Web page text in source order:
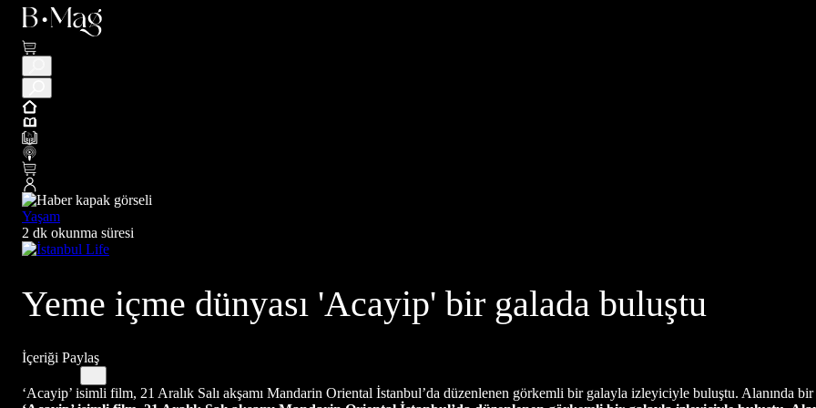
Yaşam
2 dk okunma süresi
Yeme içme dünyası 'Acayip' bir galada buluştu
İçeriği Paylaş
‘Acayip’ isimli film, 21 Aralık Salı akşamı Mandarin Oriental İstanbul’da düzenlenen görkemli bir galayla izleyiciyle buluştu. Alanında